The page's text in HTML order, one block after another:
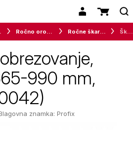
Ročno orodje za vrt in okolico Ročne škarje in žage
990 mm,
znamka: Profix